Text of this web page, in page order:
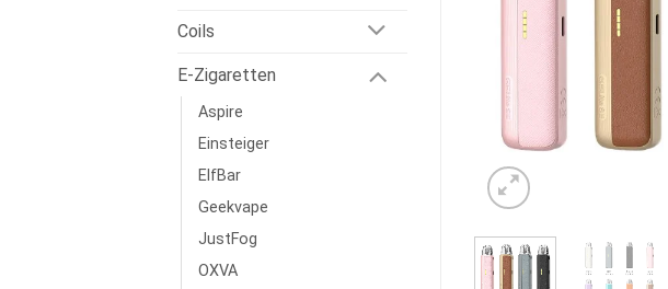
Coils
E-Zigaretten
Aspire
Einsteiger
ElfBar
Geekvape
JustFog
OXVA